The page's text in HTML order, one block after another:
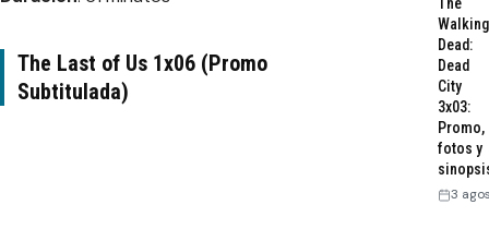
The Last of Us 1x06 (Promo
Subtitulada)
Walking
Dead:
Dead
City
3x03:
Promo,
fotos y
3